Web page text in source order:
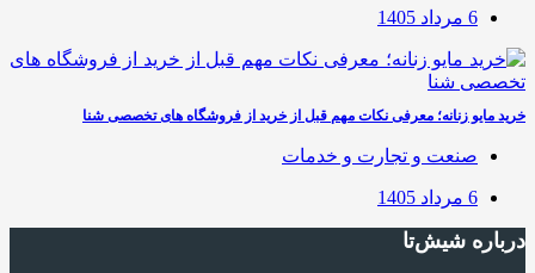
6 مرداد 1405
خرید مایو زنانه؛ معرفی نکات مهم قبل از خرید از فروشگاه های تخصصی شنا
صنعت و تجارت و خدمات
6 مرداد 1405
درباره شیش‌تا